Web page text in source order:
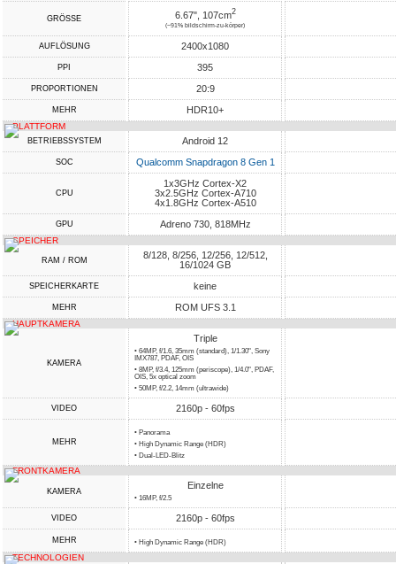
GRÖSSE 6.67", 107cm2
(~91% bildschirm-zu-körper)
AUFLÖSUNG 2400x1080
PPI 395
PROPORTIONEN 20:9
MEHR HDR10+
PLATTFORM
BETRIEBSSYSTEM Android 12
SOC Qualcomm Snapdragon 8 Gen 1
CPU
1x3GHz Cortex-X2
3x2.5GHz Cortex-A710
4x1.8GHz Cortex-A510
GPU Adreno 730, 818MHz
SPEICHER
RAM / ROM
8/128, 8/256, 12/256, 12/512,
16/1024 GB
SPEICHERKARTE keine
MEHR ROM UFS 3.1
HAUPTKAMERA
KAMERA
Triple
• 64MP, f/1.6, 35mm (standard), 1/1.30", Sony
IMX787, PDAF, OIS
• 8MP, f/3.4, 125mm (periscope), 1/4.0", PDAF,
OIS, 5x optical zoom
• 50MP, f/2.2, 14mm (ultrawide)
VIDEO 2160p - 60fps
MEHR
• Panorama
• High Dynamic Range (HDR)
• Dual-LED-Blitz
FRONTKAMERA
KAMERA
Einzelne
• 16MP, f/2.5
VIDEO 2160p - 60fps
MEHR • High Dynamic Range (HDR)
TECHNOLOGIEN